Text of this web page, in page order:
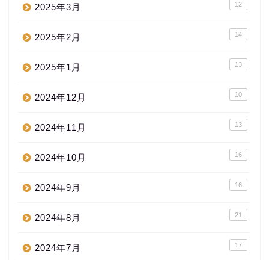
2025年3月 12
2025年2月 14
2025年1月 13
2024年12月 10
2024年11月 13
2024年10月 16
2024年9月 16
2024年8月 21
2024年7月 17